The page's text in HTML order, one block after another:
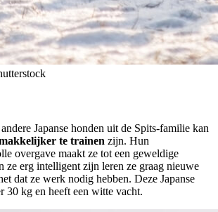
Japanse honden uit de Spits-familie kan
te trainen zijn. Hun
overgave maakt ze tot een geweldige
ze erg intelligent zijn leren ze graag nieuwe
dat ze werk nodig hebben. Deze Japanse
30 kg en heeft een witte vacht.